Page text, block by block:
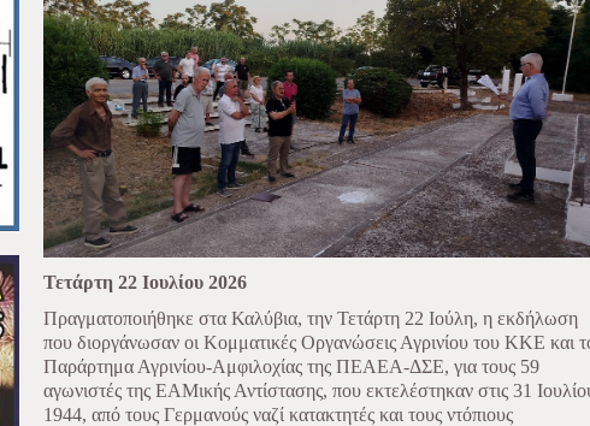
Τετάρτη 22 Ιουλίου 2026
Πραγματοποιήθηκε στα Καλύβια, την Τετάρτη 22 Ιούλη, η εκδήλωση
που διοργάνωσαν οι Κομματικές Οργανώσεις Αγρινίου του ΚΚΕ και
Παράρτημα Αγρινίου-Αμφιλοχίας της ΠΕΑΕΑ-ΔΣΕ, για τους 59
αγωνιστές της ΕΑΜικής Αντίστασης, που εκτελέστηκαν στις 31
1944, από τους Γερμανούς ναζί κατακτητές και τους ντόπιους